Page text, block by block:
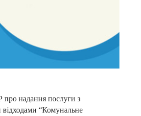
надання послуги з
“Комунальне